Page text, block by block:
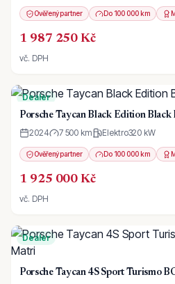
Ověřený partner Do 100 000 km
1 987 250 Kč
vč. DPH
Dealer
Porsche Taycan Black Edition
2024 7 500 km Elektro320 kW
Ověřený partner Do 100 000 km
1 925 000 Kč
vč. DPH
Dealer
Porsche Taycan 4S Sport Turismo